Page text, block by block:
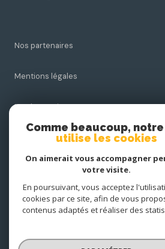
Nos partenaires
Mentions légales
Nos honoraires
Cookies
© 2026 | Tous droits réservés
Comme beaucoup,
utilise les cookies
On aimerait vous accompagner
votre visite.
En poursuivant, vous acceptez
cookies par ce site, afin de vous
contenus adaptés et réaliser des